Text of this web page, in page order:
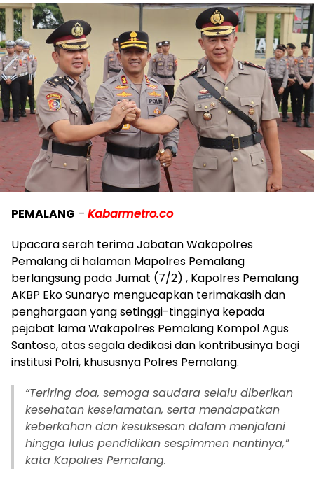
PEMALANG – Kabarmetro.co
Upacara serah terima Jabatan Wakapolres
Pemalang di halaman Mapolres Pemalang
berlangsung pada Jumat (7/2) , Kapolres Pemalang
AKBP Eko Sunaryo mengucapkan terimakasih dan
penghargaan yang setinggi-tingginya kepada
pejabat lama Wakapolres Pemalang Kompol Agus
Santoso, atas segala dedikasi dan kontribusinya bagi
institusi Polri, khususnya Polres Pemalang.
“Teriring doa, semoga saudara selalu diberikan
kesehatan keselamatan, serta mendapatkan
keberkahan dan kesuksesan dalam menjalani
hingga lulus pendidikan sespimmen nantinya,”
kata Kapolres Pemalang.